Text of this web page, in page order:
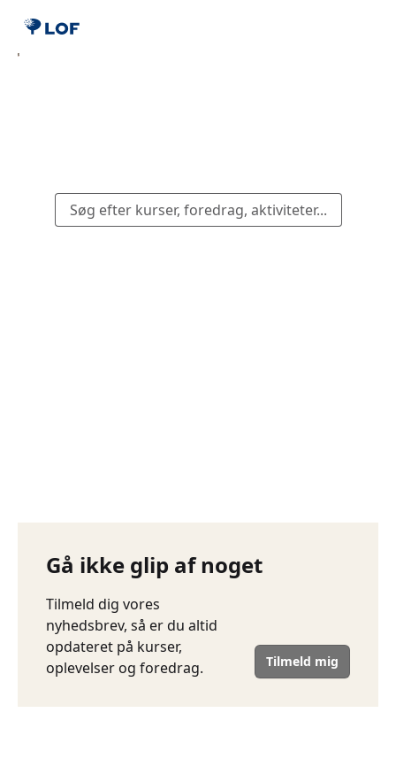
Søg efter kurser, foredrag, aktiviteter...
Gå ikke glip af noget
Tilmeld dig vores
nyhedsbrev, så er du altid
opdateret på kurser,
oplevelser og foredrag.
Tilmeld mig